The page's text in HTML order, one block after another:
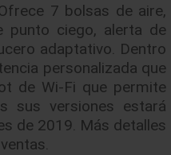
7 bolsas de aire,
punto ciego, alerta de
adaptativo. Dentro
personalizada que
de Wi-Fi que permite
sus versiones estará
de 2019. Más detalles